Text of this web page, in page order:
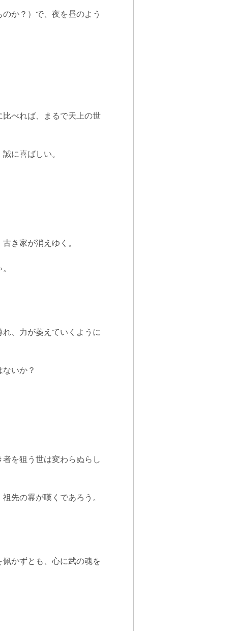
か？）で、夜を昼のよう
べれば、まるで天上の世
に喜ばしい。
き家が消えゆく。
、力が萎えていくように
いか？
を狙う世は変わらぬらし
先の霊が嘆くであろう。
かずとも、心に武の魂を